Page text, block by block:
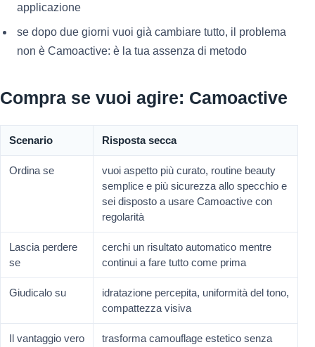
applicazione
se dopo due giorni vuoi già cambiare tutto, il problema
non è Camoactive: è la tua assenza di metodo
Compra se vuoi agire: Camoactive
Scenario Risposta secca
Ordina se
vuoi aspetto più curato, routine beauty
semplice e più sicurezza allo specchio e
sei disposto a usare Camoactive con
regolarità
Lascia perdere
se
cerchi un risultato automatico mentre
continui a fare tutto come prima
Giudicalo su
idratazione percepita, uniformità del tono,
compattezza visiva
Il vantaggio vero
trasforma camouflage estetico senza